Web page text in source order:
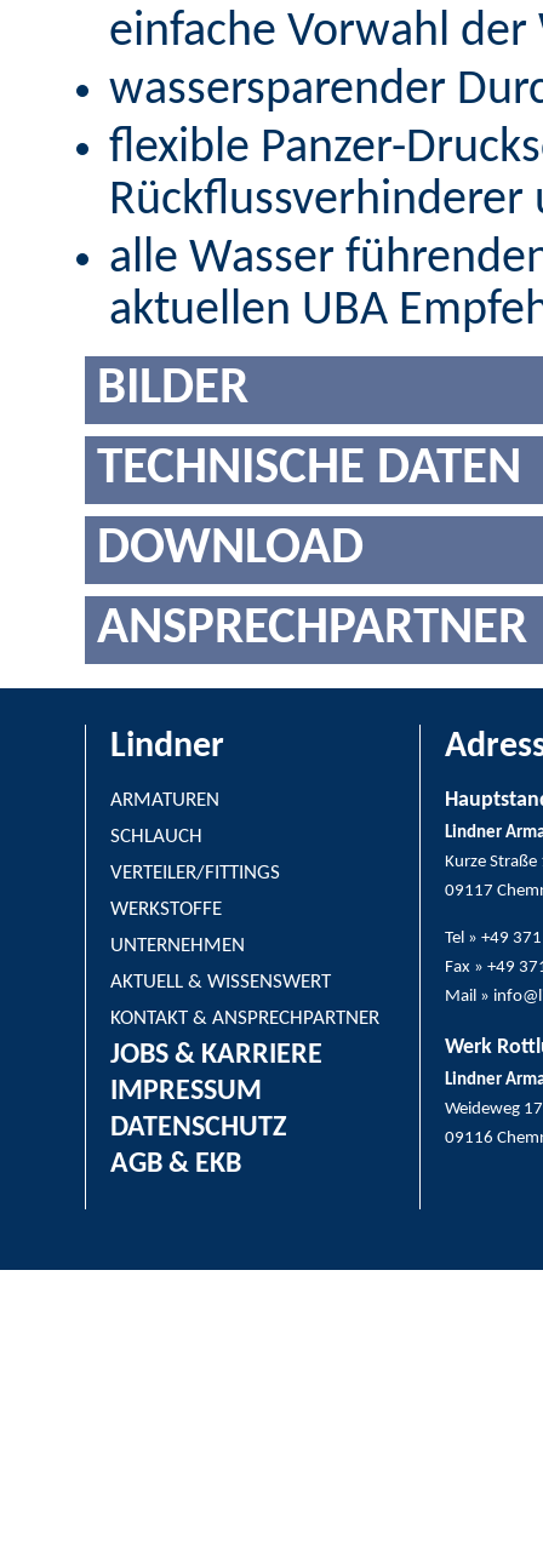
einfache Vorwahl
wassersparender
flexible Panzer-
Rückflussverhinderer
alle Wasser
aktuellen UBA
BILDER
TECHNISCHE DATEN
DOWNLOAD
ANSPRECHPARTNER
Lindner
ARMATUREN
SCHLAUCH
VERTEILER/FITTINGS
WERKSTOFFE
UNTERNEHMEN
AKTUELL & WISSENSWERT
KONTAKT & ANSPRECHPARTNER
JOBS & KARRIERE
IMPRESSUM
DATENSCHUTZ
AGB & EKB
Lindner
Kurze Straße
09117
Tel » +49
Fax » +49
Mail »
Werk
Lindner
Weideweg 17
09116